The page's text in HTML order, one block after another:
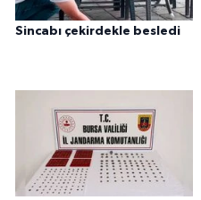
Sincabı çekirdekle besledi